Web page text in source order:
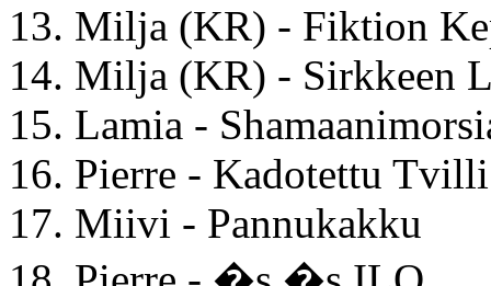
13. Milja (KR) - Fiktion
14. Milja (KR) - Sirkkeen
15. Lamia -
16. Pierre - Kadotettu Tvilli
17. Miivi - Pannukakku